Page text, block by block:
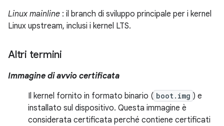
Linux mainline : il branch di sviluppo principale per i kernel
Linux upstream, inclusi i kernel LTS.
Altri termini
Immagine di avvio certificata
Il kernel fornito in formato binario ( boot.img ) e
installato sul dispositivo. Questa immagine è
considerata certificata perché contiene certificati